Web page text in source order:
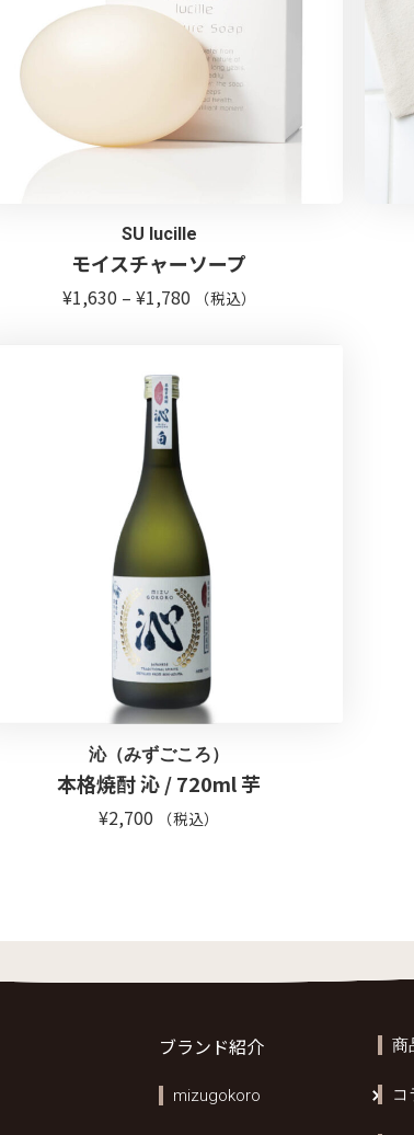
SU lucille
モイスチャーソープ
¥1,630 – ¥1,780価（税込）
沁（みずごころ）
本格焼酎 沁 / 720ml 芋
¥2,700 （税込）
ブランド紹介
mizugokoro
商
コ